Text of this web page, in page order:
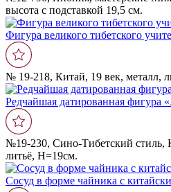
высота с подставкой 19,5 см.
Фигура великого тибетского
№ 19-218, Китай, 19 век, металл,
Редчайшая датированная
№19-230, Сино-Тибетский стиль,
литьё, Н=19см.
Сосуд в форме чайника с